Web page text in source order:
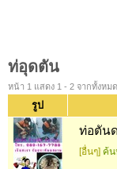
ท่อุดตัน
หน้า 1 แสดง 1 - 2 จากทั้งหม
รูป
ท่อตัน
[อื่นๆ] ค้น